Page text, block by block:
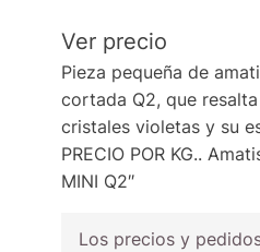
Ver precio
Pieza pequeña de
cortada Q2, que
cristales violetas y su
PRECIO POR KG..
MINI Q2″
Los precios y